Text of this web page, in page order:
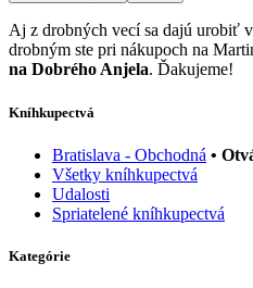
Aj z drobných vecí sa dajú urobiť
drobným ste pri nákupoch na
na Dobrého Anjela. Ďakujeme!
Kníhkupectvá
Bratislava - Obchodná •
Všetky kníhkupectvá
Udalosti
Spriatelené kníhkupectvá
Kategórie